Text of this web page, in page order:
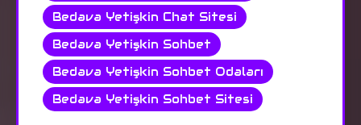
Bedava Yetişkin Chat Sitesi
Bedava Yetişkin Sohbet
Bedava Yetişkin Sohbet Odaları
Bedava Yetişkin Sohbet Sitesi